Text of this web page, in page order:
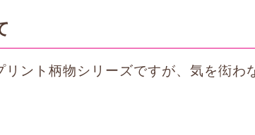
ント柄物シリーズですが、気を衒わ